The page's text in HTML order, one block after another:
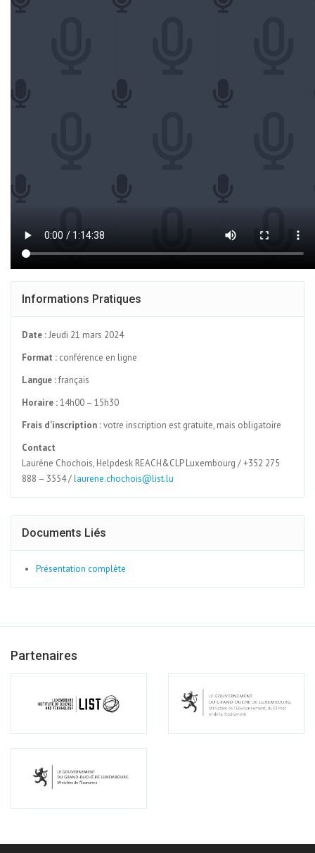
Informations Pratiques
Date :Jeudi 21 mars 2024
Format : conférence en ligne
Langue :français
Horaire :14h00 – 15h30
Frais d’inscription :votre inscription est gratuite, mais obligatoire
Contact
Laurène Chochois, Helpdesk REACH&CLP Luxembourg / +352 275
888 – 3554 /laurene.chochois@list.lu
Documents Liés
Présentation complète
Partenaires